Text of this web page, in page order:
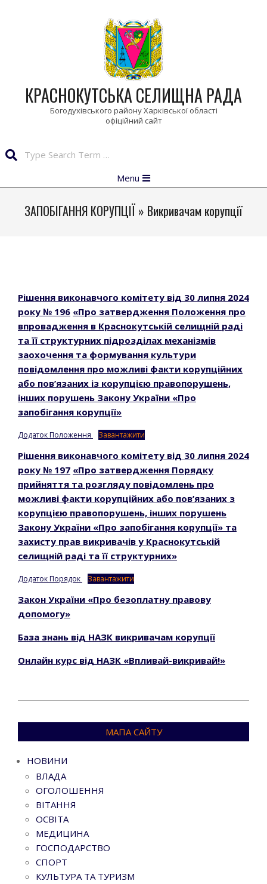
КРАСНОКУТСЬКА СЕЛИЩНА РАДА
Богодухівського району Харківської області
Navigation
Menu
ЗАПОБІГАННЯ КОРУПЦІЇ » Викривачам корупції
Рішення виконавчого комітету від 30 липня 2024
року № 196 «Про затвердження Положення про
впровадження в Краснокутській селищній раді
та її структурних підрозділах механізмів
заохочення та формування культури
повідомлення про можливі факти корупційних
або пов’язаних із корупцією правопорушень,
інших порушень Закону України «Про
запобігання корупції»
Додаток Положення Завантажити
Рішення виконавчого комітету від 30 липня 2024
року № 197 «Про затвердження Порядку
прийняття та розгляду повідомлень про
можливі факти корупційних або пов’язаних з
корупцією правопорушень, інших порушень
Закону України «Про запобігання корупції» та
захисту прав викривачів у Краснокутській
селищній раді та її структурних»
Додаток Порядок Завантажити
Закон України «Про безоплатну правову
допомогу»
База знань від НАЗК викривачам корупції
Онлайн курс від НАЗК «Впливай-викривай!»
09-
МАПА САЙТУ
НОВИНИ
ВЛАДА
ОГОЛОШЕННЯ
ВІТАННЯ
ОСВІТА
МЕДИЦИНА
ГОСПОДАРСТВО
СПОРТ
КУЛЬТУРА ТА ТУРИЗМ